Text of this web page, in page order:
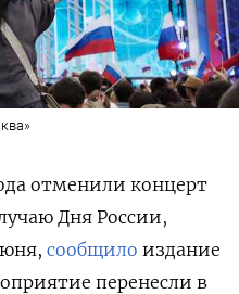
отменили концерт
Дня России,
сообщило издание
перенесли в